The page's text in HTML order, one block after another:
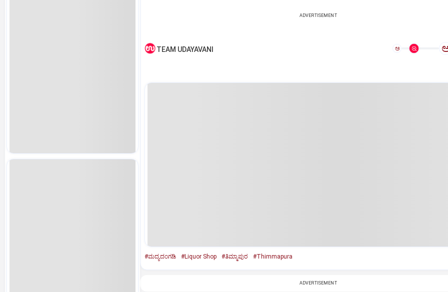
ADVERTISEMENT
TEAM UDAYAVANI ಅ
#ಮದ್ಯದಂಗಡಿ #Liquor Shop #ತಿಮ್ಮಾಪುರ #Thimmapura
ADVERTISEMENT